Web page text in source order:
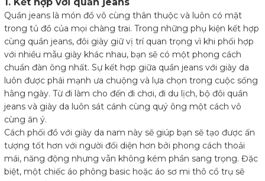
Quần jeans là món đồ vô cùng thân thuộc và luôn có mặt
trong tủ đồ của mọi chàng trai. Trong những phụ kiện kết hợp
cùng quần jeans, đôi giày giữ vị trí quan trọng vì khi phối hợp
với nhiều mẫu giày khác nhau, bạn sẽ có một phong cách
chuẩn đàn ông nhất. Sự kết hợp giữa quần jeans với giày da
luôn được phái mạnh ưa chuộng và lựa chọn trong cuộc sống
hằng ngày. Từ đi làm cho đến đi chơi, đi du lịch, bộ đôi quần
jeans và giày da luôn sát cánh cùng quý ông một cách vô
cùng ăn ý.
Cách phối đồ với giày da nam này sẽ giúp bạn sẽ tạo được ấn
tượng tốt hơn với người đối diện hơn bởi phong cách thoải
mái, năng động nhưng vẫn không kém phần sang trọng. Đặc
biệt, một chiếc áo phông basic hoặc áo sơ mi thô cổ trụ sẽ